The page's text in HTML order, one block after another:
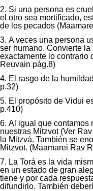
Si una persona es
el otro sea mortificado,
de los pecados
A veces una persona
ser humano. Convierte
exactamente lo contrario
Reuvain pág.8)
El rasgo de la
p.32)
El propósito de Vidui
p.410)
Al igual que contamos
nuestras Mitzvot (Ver
la Mitzvá. También se
Mitzvot. (Maamarei Rav
La Torá es la vida
en un estado de gran
tiene y por cada
difundirlo. También